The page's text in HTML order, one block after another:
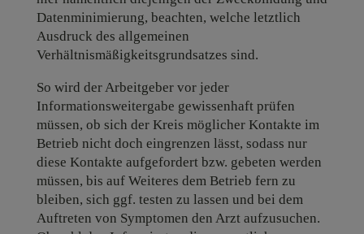
Datenminimierung, beachten, welche letztlich
Ausdruck des allgemeinen
Verhältnismäßigkeitsgrundsatzes sind.
So wird der Arbeitgeber vor jeder
Informationsweitergabe gewissenhaft prüfen
müssen, ob sich der Kreis möglicher Kontakte im
Betrieb nicht doch eingrenzen lässt, sodass nur
diese Kontakte aufgefordert bzw. gebeten werden
müssen, bis auf Weiteres dem Betrieb fern zu
bleiben, sich ggf. testen zu lassen und bei dem
Auftreten von Symptomen den Arzt aufzusuchen.